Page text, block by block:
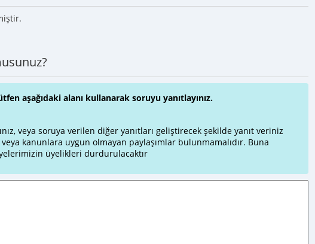
aşağıdaki alanı kullanarak soruyu yanıtlayınız.
veya soruya verilen diğer yanıtları geliştirecek şekilde yanıt veriniz
veya kanunlara uygun olmayan paylaşımlar bulunmamalıdır. Buna
üyelikleri durdurulacaktır